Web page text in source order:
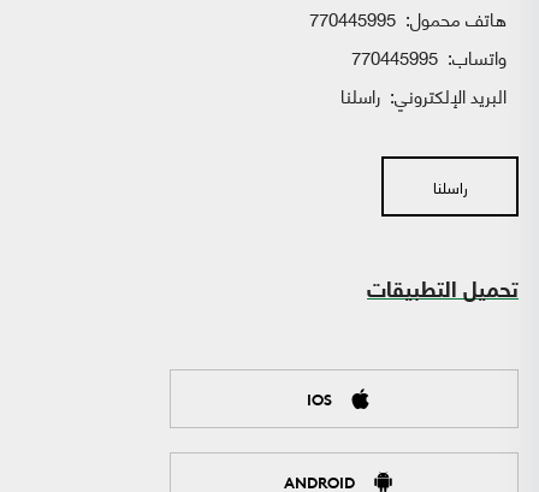
هاتف محمول: 770445995
واتساب:
البريد الإلكتروني: راسلنا
راسلنا
تحميل التطبيقات
IOS
ANDROID